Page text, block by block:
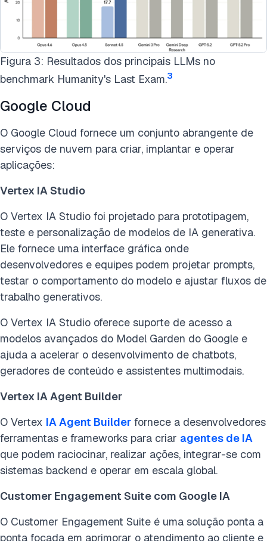
Figura 3: Resultados dos principais LLMs no
benchmark Humanity's Last Exam.3
Google Cloud
O Google Cloud fornece um conjunto abrangente de
serviços de nuvem para criar, implantar e operar
aplicações:
Vertex IA Studio
O Vertex IA Studio foi projetado para prototipagem,
teste e personalização de modelos de IA generativa.
Ele fornece uma interface gráfica onde
desenvolvedores e equipes podem projetar prompts,
testar o comportamento do modelo e ajustar fluxos de
trabalho generativos.
O Vertex IA Studio oferece suporte de acesso a
modelos avançados do Model Garden do Google e
ajuda a acelerar o desenvolvimento de chatbots,
geradores de conteúdo e assistentes multimodais.
Vertex IA Agent Builder
O Vertex IA Agent Builder fornece a desenvolvedores
ferramentas e frameworks para criar agentes de IA
que podem raciocinar, realizar ações, integrar-se com
sistemas backend e operar em escala global.
Customer Engagement Suite com Google IA
O Customer Engagement Suite é uma solução ponta a
ponta focada em aprimorar o atendimento ao cliente e